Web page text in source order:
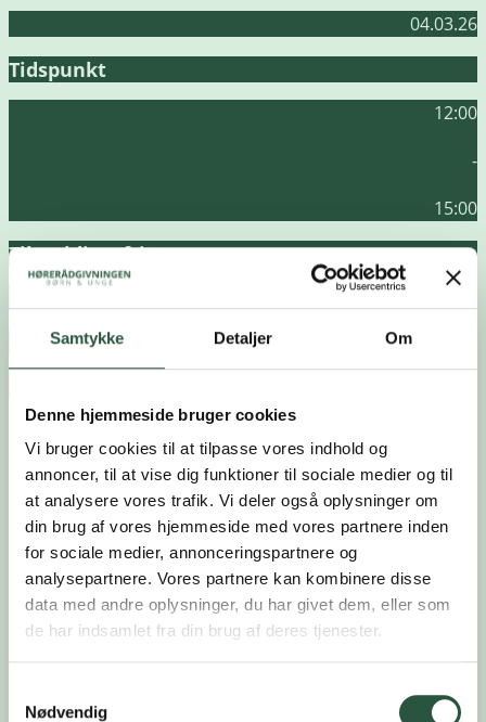
Samtykke Detaljer Om
Denne hjemmeside bruger cookies
Vi bruger cookies til at tilpasse vores indhold og
annoncer, til at vise dig funktioner til sociale medier og til
at analysere vores trafik. Vi deler også oplysninger om
din brug af vores hjemmeside med vores partnere inden
for sociale medier, annonceringspartnere og
analysepartnere. Vores partnere kan kombinere disse
data med andre oplysninger, du har givet dem, eller som
de har indsamlet fra din brug af deres tjenester.
Nødvendig
04.03.26
Tidspunkt
12:00
-
15:00
Tilmeldingsfrist
Kurset er målrettet dig, som er
På dette kursus får du viden om linglydstesten og appen
Lyt med Ling. Appen er et konkret værktøj vi har udviklet
for at skabe de bedste vilkår for optimalt tilpasset
høreteknologi for børn med hørenedsættelse.
På kurset Lyt med Ling – webinar får du viden
om:
Teorien bag linglydstesten
Hvorfor det er vigtigt at bruge linglydstesten i
Grundig gennemgang af hvordan du bruger appen